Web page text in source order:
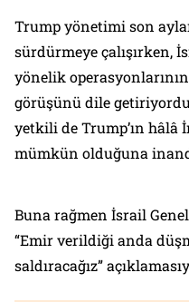
Trump yönetimi son
sürdürmeye çalışırken,
yönelik
görüşünü dile
yetkili de Trump’ın hâlâ
mümkün olduğuna
Buna rağmen İsrail
“Emir verildiği anda
saldıracağız”